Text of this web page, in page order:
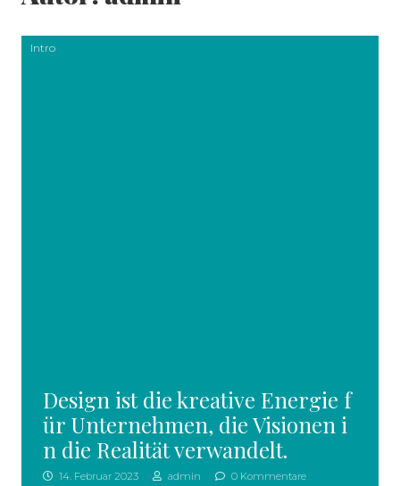
Intro
Design ist die kreative Energie f
ür Unternehmen, die Visionen i
n die Realität verwandelt.
14. Februar 2023 admin 0 Kommentare